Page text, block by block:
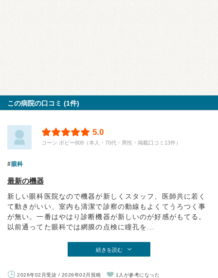
この病院の口コミ (1件)
5.0
コーン ポピー809（本人・70代・男性・掲載口コミ13件）
眼科
最新の機器
新しい眼科医院なので機器が新しくスタッフ、医師共に若く
て動きがいい、室内も清潔で診察の動線もよくてうろつく事
が無い。一番はやはり診断機器が新しいのが好感がもてる。
以前通ってた眼科では網膜の点検に瞳孔を...
続きを読む
2026年02月受診 / 2026年02月投稿 1人が参考になった